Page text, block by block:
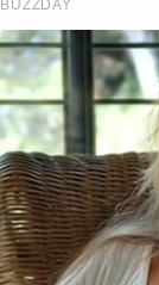
BUZZDAY